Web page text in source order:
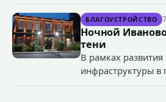
террористического
органов
«Гроза-2026».
БЛАГОУСТРОЙСТВО
Ночной Иваново
тени
В рамках развития
инфраструктуры в